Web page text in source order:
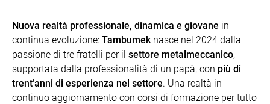
Nuova realtà professionale, dinamica e giovane in
continua evoluzione: Tambumek nasce nel 2024 dalla
passione di tre fratelli per il settore metalmeccanico,
supportata dalla professionalità di un papà, con più di
trent’anni di esperienza nel settore. Una realtà in
continuo aggiornamento con corsi di formazione per tutto